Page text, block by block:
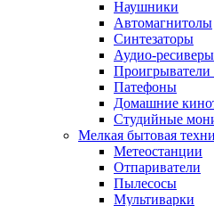
Наушники
Автомагнитолы
Синтезаторы
Аудио-ресиверы
Проигрыватели
Патефоны
Домашние
Студийные
Мелкая бытовая
Метеостанции
Отпариватели
Пылесосы
Мультиварки